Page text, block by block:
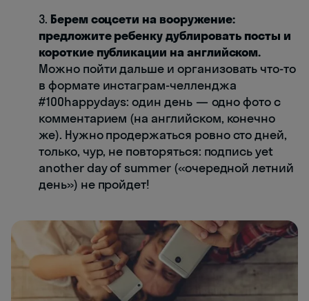
3. Берем соцсети на вооружение:
предложите ребенку дублировать посты и
короткие публикации на английском.
Можно пойти дальше и организовать что-то
в формате инстаграм-челленджа
#100happydays: один день — одно фото с
комментарием (на английском, конечно
же). Нужно продержаться ровно сто дней,
только, чур, не повторяться: подпись yet
another day of summer («очередной летний
день») не пройдет!